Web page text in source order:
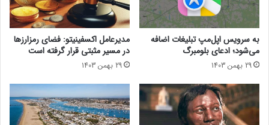
اندروید است.
حتما بخوانید :هویت ساتوشی ناکاموتو خالق بیت‌کوین
سرانجام برملا می‌شود؟
ز
ی
ن
«
خ
ل
ی
ج
م
ئ
م
د
ر
د
؟
به سرویس اپل‌مپ تبلیغات اضافه
می‌شود؛ ادعای بلومبرگ
29 بهمن 1403
مدیرعامل اکسفینیتو:‌ فضای رمزارزها
در مسیر مثبتی قرار گرفته است
29 بهمن 1403